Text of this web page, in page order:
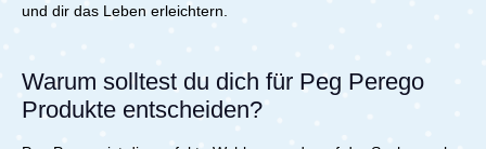
und dir das Leben erleichtern.
Warum solltest du dich für Peg Perego
Produkte entscheiden?